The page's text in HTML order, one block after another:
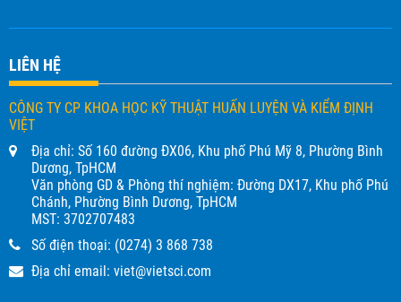
LIÊN HỆ
CÔNG TY CP KHOA HỌC KỸ THUẬT HUẤN LUYỆN VÀ KIỂM ĐỊNH
VIỆT
Địa chỉ: Số 160 đường ĐX06, Khu phố Phú Mỹ 8, Phường Bình
Dương, TpHCM
Văn phòng GD & Phòng thí nghiệm: Đường DX17, Khu phố Phú
Chánh, Phường Bình Dương, TpHCM
MST: 3702707483
Số điện thoại: (0274) 3 868 738
Địa chỉ email: viet@vietsci.com